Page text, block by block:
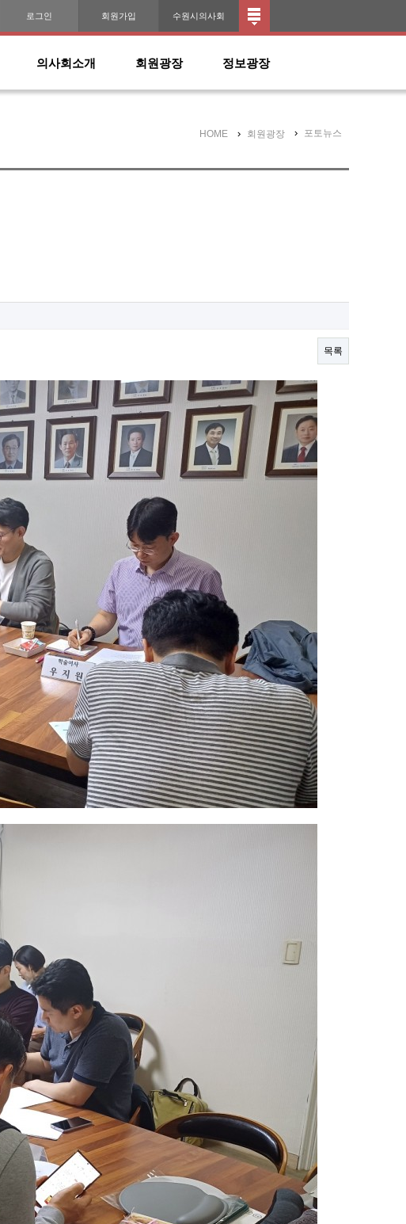
로그인 회원가입 수원시의사회
의사회소개 회원광장 정보광장
HOME 회원광장 포토뉴스
목록